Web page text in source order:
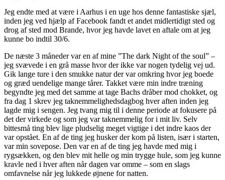
Jeg endte med at være i Aarhus i en uge hos denne fantastiske sjæl,
inden jeg ved hjælp af Facebook fandt et andet midlertidigt sted og
drog af sted mod Brande, hvor jeg havde lavet en aftale om at jeg
kunne bo indtil 30/6.
De næste 3 måneder var en af mine ”The dark Night of the soul” –
jeg svævede i en grå masse hvor der ikke var nogen tydelig vej ud.
Gik lange ture i den smukke natur der var omkring hvor jeg boede
og græd uendelige mange tårer. Takket være min indre træning
begyndte jeg med det samme at tage Bachs dråber mod chokket, og
fra dag 1 skrev jeg taknemmelighedsdagbog hver aften inden jeg
lagde mig i sengen. Jeg tvang mig til i denne periode at fokusere på
det der virkede og som jeg var taknemmelig for i mit liv. Selv
bittesmå ting blev lige pludselig meget vigtige i det indre kaos der
var opstået. En af de ting jeg husker der kom på listen, især i starten,
var min sovepose. Den var en af de ting jeg havde med mig i
rygsækken, og den blev mit helle og min trygge hule, som jeg kunne
kravle ned i hver aften når dagen var omme – som en slags
omfavnelse når jeg lukkede øjnene for natten.